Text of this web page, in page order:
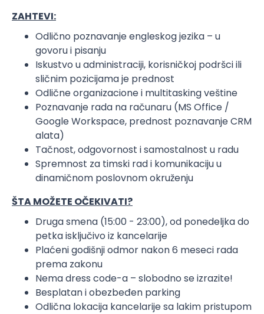
ZAHTEVI:
Odlično poznavanje engleskog jezika – u
govoru i pisanju
Iskustvo u administraciji, korisničkoj podršci ili
sličnim pozicijama je prednost
Odlične organizacione i multitasking veštine
Poznavanje rada na računaru (MS Office /
Google Workspace, prednost poznavanje CRM
alata)
Tačnost, odgovornost i samostalnost u radu
Spremnost za timski rad i komunikaciju u
dinamičnom poslovnom okruženju
ŠTA MOŽETE OČEKIVATI?
Druga smena (15:00 - 23:00), od ponedeljka do
petka isključivo iz kancelarije
Plaćeni godišnji odmor nakon 6 meseci rada
prema zakonu
Nema dress code-a – slobodno se izrazite!
Besplatan i obezbeđen parking
Odlična lokacija kancelarije sa lakim pristupom